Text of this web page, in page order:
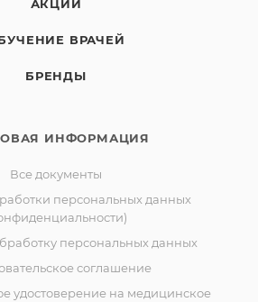
АКЦИИ
ВРАЧЕЙ
БРЕНДЫ
ИНФОРМАЦИЯ
Все документы
персональных данных
персональных данных
соглашение
удостоверение на медицинское